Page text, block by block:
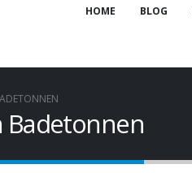
HOME BLOG
Badetonnen